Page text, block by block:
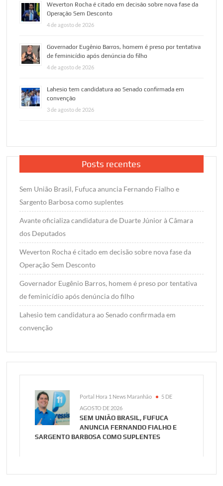
Weverton Rocha é citado em decisão sobre nova fase da
Operação Sem Desconto
4 de agosto de 2026
Governador Eugênio Barros, homem é preso por tentativa
de feminicídio após denúncia do filho
4 de agosto de 2026
Lahesio tem candidatura ao Senado confirmada em
convenção
3 de agosto de 2026
Posts recentes
Sem União Brasil, Fufuca anuncia Fernando Fialho e
Sargento Barbosa como suplentes
Avante oficializa candidatura de Duarte Júnior à Câmara
dos Deputados
Weverton Rocha é citado em decisão sobre nova fase da
Operação Sem Desconto
Governador Eugênio Barros, homem é preso por tentativa
de feminicídio após denúncia do filho
Lahesio tem candidatura ao Senado confirmada em
convenção
Portal Hora 1 News Maranhão
5 DE
AGOSTO DE 2026
SEM UNIÃO BRASIL, FUFUCA
ANUNCIA FERNANDO FIALHO E
SARGENTO BARBOSA COMO SUPLENTES